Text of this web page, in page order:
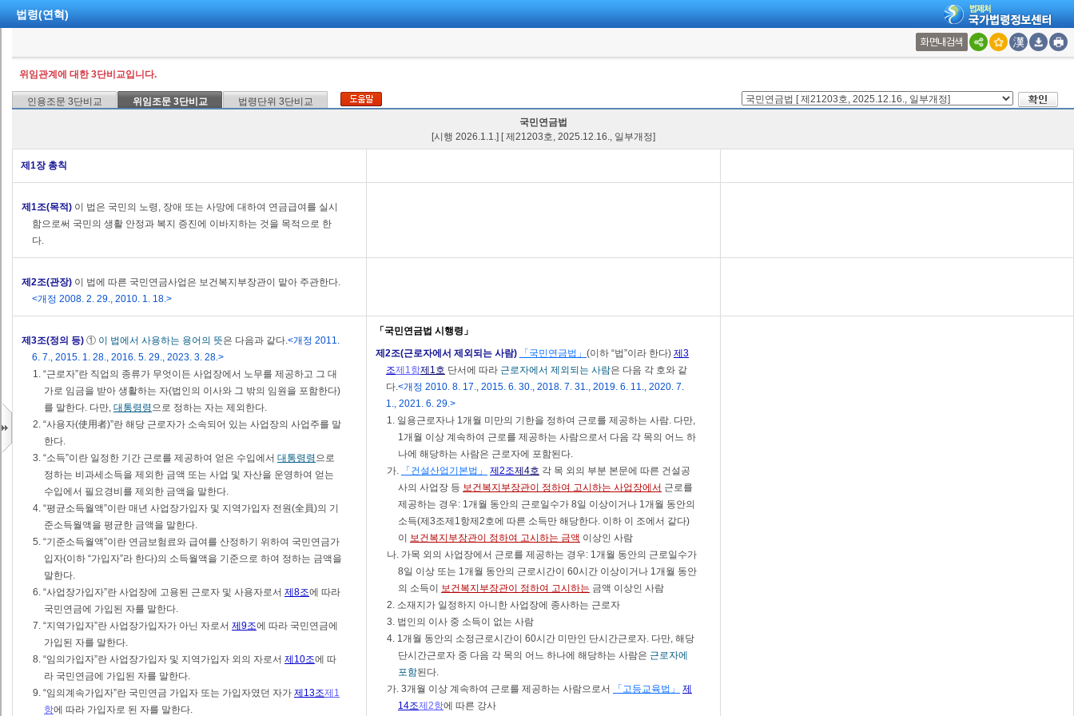
법령(연혁)
화면내검색
위임관계에 대한 3단비교입니다.
인용조문 3단비교 위임조문 3단비교
법령단위 3단비교
국민연금법
[시행 2026.1.1.] [ 제21203호, 2025.12.16., 일부개정]
제1장 총칙
제1조(목적) 이 법은 국민의 노령, 장애 또는 사망에 대하여 연금급여를 실시
함으로써 국민의 생활 안정과 복지 증진에 이바지하는 것을 목적으로 한
다.
제2조(관장) 이 법에 따른 국민연금사업은 보건복지부장관이 맡아 주관한다.
<개정 2008. 2. 29., 2010. 1. 18.>
제3조(정의 등) ① 이 법에서 사용하는 용어의 뜻은 다음과 같다.<개정 2011.
6. 7., 2015. 1. 28., 2016. 5. 29., 2023. 3. 28.>
1. “근로자”란 직업의 종류가 무엇이든 사업장에서 노무를 제공하고 그 대
가로 임금을 받아 생활하는 자(법인의 이사와 그 밖의 임원을 포함한다)
를 말한다. 다만, 대통령령으로 정하는 자는 제외한다.
2. “사용자(使用者)”란 해당 근로자가 소속되어 있는 사업장의 사업주를 말
한다.
3. “소득”이란 일정한 기간 근로를 제공하여 얻은 수입에서 대통령령으로
정하는 비과세소득을 제외한 금액 또는 사업 및 자산을 운영하여 얻는
수입에서 필요경비를 제외한 금액을 말한다.
4. “평균소득월액”이란 매년 사업장가입자 및 지역가입자 전원(全員)의 기
준소득월액을 평균한 금액을 말한다.
5. “기준소득월액”이란 연금보험료와 급여를 산정하기 위하여 국민연금가
입자(이하 “가입자”라 한다)의 소득월액을 기준으로 하여 정하는 금액을
말한다.
6. “사업장가입자”란 사업장에 고용된 근로자 및 사용자로서 제8조에 따라
국민연금에 가입된 자를 말한다.
7. “지역가입자”란 사업장가입자가 아닌 자로서 제9조에 따라 국민연금에
가입된 자를 말한다.
8. “임의가입자”란 사업장가입자 및 지역가입자 외의 자로서 제10조에 따
라 국민연금에 가입된 자를 말한다.
9. “임의계속가입자”란 국민연금 가입자 또는 가입자였던 자가 제13조제1
항에 따라 가입자로 된 자를 말한다.
「국민연금법 시행령」
제2조(근로자에서 제외되는 사람)
「국민연금법」 (이하 “법”이라 한다) 제3
조제1항제1호 단서에 따라 근로자에서 제외되는 사람은 다음 각 호와 같
다.<개정 2010. 8. 17., 2015. 6. 30., 2018. 7. 31., 2019. 6. 11., 2020. 7.
1., 2021. 6. 29.>
1. 일용근로자나 1개월 미만의 기한을 정하여 근로를 제공하는 사람. 다만,
1개월 이상 계속하여 근로를 제공하는 사람으로서 다음 각 목의 어느 하
나에 해당하는 사람은 근로자에 포함된다.
가.
「건설산업기본법」 제2조제4호 각 목 외의 부분 본문에 따른 건설공
사의 사업장 등 보건복지부장관이 정하여 고시하는 사업장에서 근로를
제공하는 경우: 1개월 동안의 근로일수가 8일 이상이거나 1개월 동안의
소득(제3조제1항제2호에 따른 소득만 해당한다. 이하 이 조에서 같다)
이 보건복지부장관이 정하여 고시하는 금액 이상인 사람
나. 가목 외의 사업장에서 근로를 제공하는 경우: 1개월 동안의 근로일수가
8일 이상 또는 1개월 동안의 근로시간이 60시간 이상이거나 1개월 동안
의 소득이 보건복지부장관이 정하여 고시하는 금액 이상인 사람
2. 소재지가 일정하지 아니한 사업장에 종사하는 근로자
3. 법인의 이사 중 소득이 없는 사람
4. 1개월 동안의 소정근로시간이 60시간 미만인 단시간근로자. 다만, 해당
단시간근로자 중 다음 각 목의 어느 하나에 해당하는 사람은 근로자에
포함된다.
가. 3개월 이상 계속하여 근로를 제공하는 사람으로서
「고등교육법」
제
14조제2항에 따른 강사